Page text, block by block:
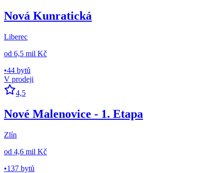
Nová Kunratická
Liberec
od 6,5 mil Kč
•44 bytů
V prodeji
4,5
Nové Malenovice - 1. Etapa
Zlín
od 4,6 mil Kč
•137 bytů